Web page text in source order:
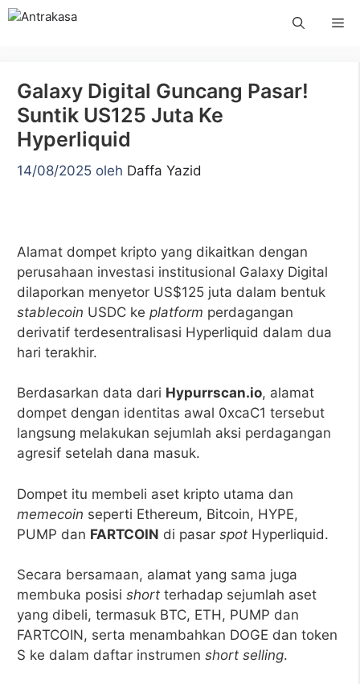
Langsung
Galaxy Digital Guncang Pasar!
Suntik US125 Juta Ke
Hyperliquid
14/08/2025 oleh Daffa Yazid
Alamat dompet kripto yang dikaitkan dengan
perusahaan investasi institusional Galaxy Digital
dilaporkan menyetor US$125 juta dalam bentuk
stablecoin USDC ke platform perdagangan
derivatif terdesentralisasi Hyperliquid dalam dua
hari terakhir.
Berdasarkan data dari Hypurrscan.io, alamat
dompet dengan identitas awal 0xcaC1 tersebut
langsung melakukan sejumlah aksi perdagangan
agresif setelah dana masuk.
Dompet itu membeli aset kripto utama dan
memecoin seperti Ethereum, Bitcoin, HYPE,
PUMP dan FARTCOIN di pasar spot Hyperliquid.
Secara bersamaan, alamat yang sama juga
membuka posisi short terhadap sejumlah aset
yang dibeli, termasuk BTC, ETH, PUMP dan
FARTCOIN, serta menambahkan DOGE dan token
S ke dalam daftar instrumen short selling.